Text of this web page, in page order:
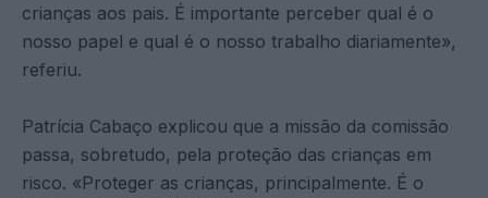
crianças aos pais. É importante perceber qual é o
nosso papel e qual é o nosso trabalho diariamente»,
referiu.
Patrícia Cabaço explicou que a missão da comissão
passa, sobretudo, pela proteção das crianças em
risco. «Proteger as crianças, principalmente. É o